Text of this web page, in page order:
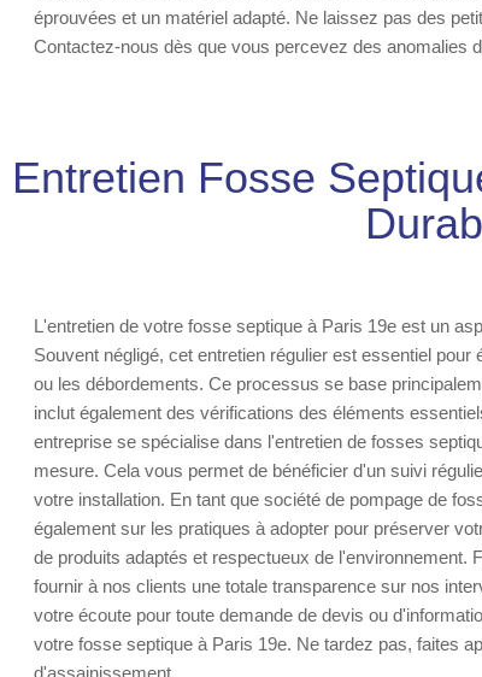
éprouvées et un matériel adapté. Ne laissez pas des
Contactez-nous dès que vous percevez des anomalies
Entretien Fosse
L'entretien de votre fosse septique à Paris 19e est un
Souvent négligé, cet entretien régulier est essentiel
ou les débordements. Ce processus se base
inclut également des vérifications des éléments
entreprise se spécialise dans l'entretien de fosses
mesure. Cela vous permet de bénéficier d'un suivi
votre installation. En tant que société de pompage de
également sur les pratiques à adopter pour préserver
de produits adaptés et respectueux de l'environnement.
fournir à nos clients une totale transparence sur nos
votre écoute pour toute demande de devis ou
votre fosse septique à Paris 19e. Ne tardez pas, faites
d'assainissement.